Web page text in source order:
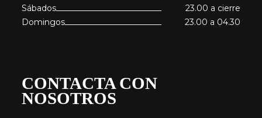
Sábados
23.00 a cierre
Domingos
23.00 a 04.30
CONTACTA CON
NOSOTROS